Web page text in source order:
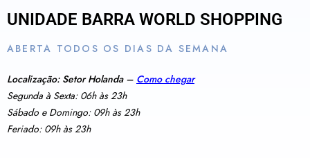
UNIDADE BARRA WORLD SHOPPING
ABERTA TODOS OS DIAS DA SEMANA
Localização: Setor Holanda – Como chegar
Segunda à Sexta: 06h às 23h
Sábado e Domingo: 09h às 23h
Feriado: 09h às 23h